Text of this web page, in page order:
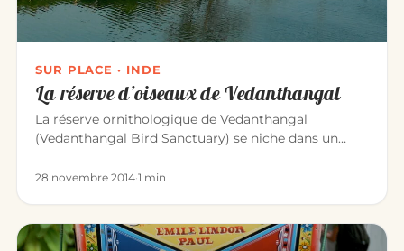
SUR PLACE · INDE
La réserve d’oiseaux de Vedanthangal
La réserve ornithologique de Vedanthangal
(Vedanthangal Bird Sanctuary) se niche dans un
28 novembre 2014·1 min